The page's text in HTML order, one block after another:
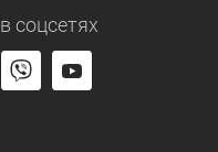
в соцсетях